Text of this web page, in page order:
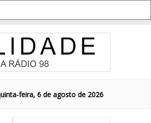
feira, 6 de agosto de 2026